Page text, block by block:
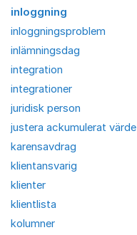
inloggning
inloggningsproblem
inlämningsdag
integration
integrationer
juridisk person
justera ackumulerat värde
karensavdrag
klientansvarig
klienter
klientlista
kolumner